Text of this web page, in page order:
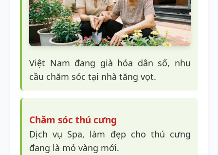
Việt Nam đang già hóa dân số, nhu
cầu chăm sóc tại nhà tăng vọt.
Chăm sóc thú cưng
Dịch vụ Spa, làm đẹp cho thú cưng
đang là mỏ vàng mới.